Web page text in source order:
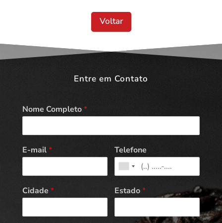
Voltar
Entre em Contato
Nome Completo*
E-mail* Telefone
Cidade * Estado*